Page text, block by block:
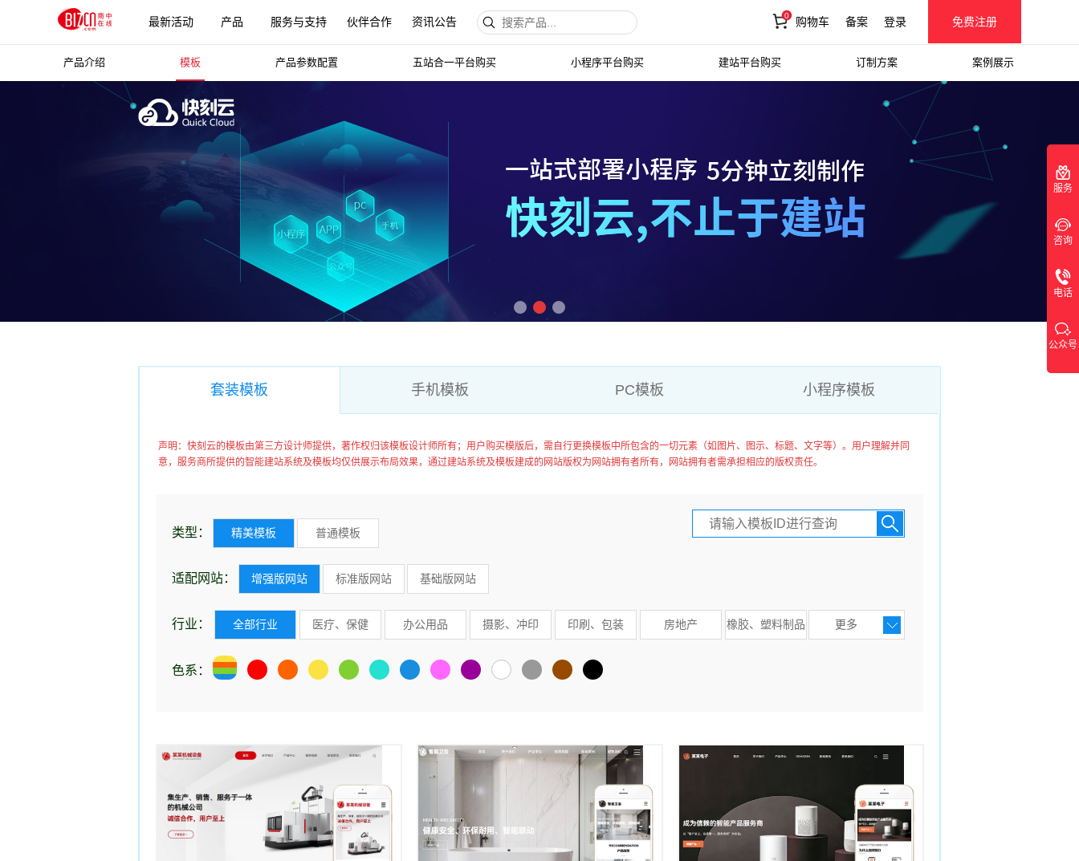
最新活动 产品 服务与支持 伙伴合作 资讯公告
0
购物车 备案 登录 免费注册
服务
咨询
电话
公众号
更多产品 0 购物车
快刻云建站
产品介绍 模板 产品参数配置 五站合一平台购买 小程序平台购买 建站平台购买 订制方案 案例展示
套装模板 手机模板 PC模板 小程序模板
声明：快刻云的模板由第三方设计师提供，著作权归该模板设计师所有；用户购买模版后，需自行更换模板中所包含的一切元素（如图片、图示、标题、文字等）。用户理解并同
意，服务商所提供的智能建站系统及模板均仅供展示布局效果，通过建站系统及模板建成的网站版权为网站拥有者所有，网站拥有者需承担相应的版权责任。
类型： 精美模板 普通模板
适配网站： 增强版网站 标准版网站 基础版网站
行业： 全部行业 医疗、保健 办公用品 摄影、冲印 印刷、包装 房地产 橡胶、塑料制品 更多
通讯、数码 电脑 商业 宠物 餐饮 物流、货运 旅游、风景
运动 农业 广告 建筑、建材 婚礼、婚庆 网店
设计、装饰 作品集 教育、培训 家电 电子、电气 能源、灯具 娱乐、休闲 环保
色系：